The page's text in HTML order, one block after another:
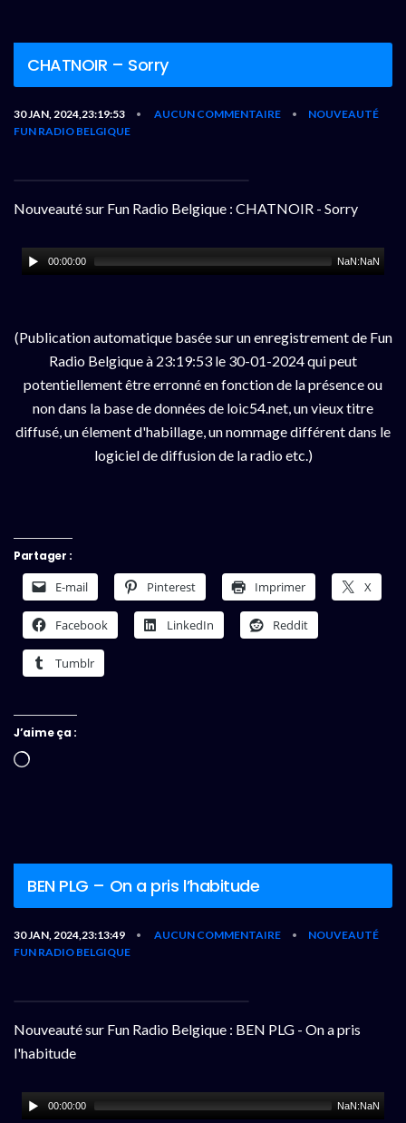
CHATNOIR – Sorry
30 JAN, 2024,23:19:53 • AUCUN COMMENTAIRE •
NOUVEAUTÉ
FUN RADIO BELGIQUE
Nouveauté sur Fun Radio Belgique : CHATNOIR - Sorry
00:00:00 NaN:NaN
(Publication automatique basée sur un enregistrement de Fun
Radio Belgique à 23:19:53 le 30-01-2024 qui peut
potentiellement être erronné en fonction de la présence ou
non dans la base de données de loic54.net, un vieux titre
diffusé, un élement d'habillage, un nommage différent dans le
logiciel de diffusion de la radio etc.)
Partager :
E-mail Pinterest Imprimer X
Facebook LinkedIn Reddit
Tumblr
J’aime ça :
Chargement…
BEN PLG – On a pris l’habitude
30 JAN, 2024,23:13:49 • AUCUN COMMENTAIRE •
NOUVEAUTÉ
FUN RADIO BELGIQUE
Nouveauté sur Fun Radio Belgique : BEN PLG - On a pris
l'habitude
00:00:00 NaN:NaN